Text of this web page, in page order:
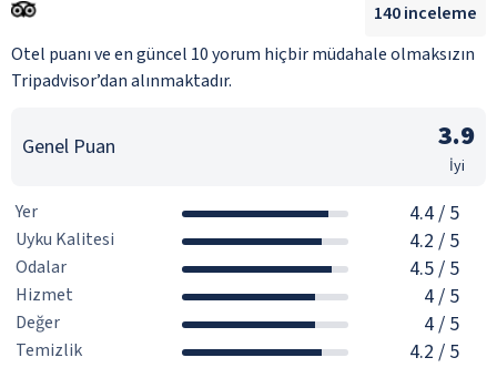
Otel puanı ve en güncel 10 yorum hiçbir müdahale olmaksızın
Tripadvisor’dan alınmaktadır.
140inceleme
Genel Puan 3.9
İyi
Yer 4.4/ 5
Uyku Kalitesi 4.2 / 5
Odalar 4.5/ 5
Hizmet 4/ 5
Değer 4/ 5
Temizlik 4.2 / 5